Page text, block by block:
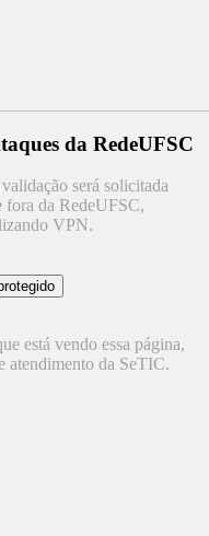
da RedeUFSC
será solicitada
fora da RedeUFSC,
VPN.
está vendo essa página,
atendimento da SeTIC.